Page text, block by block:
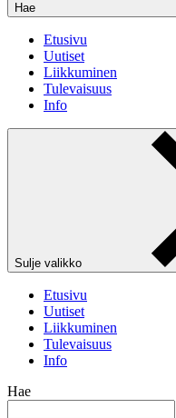
Hae
Etusivu
Uutiset
Liikkuminen
Tulevaisuus
Info
Sulje valikko
Etusivu
Uutiset
Liikkuminen
Tulevaisuus
Info
Hae